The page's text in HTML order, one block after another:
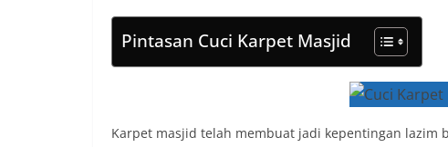
Pintasan Cuci Karpet Masjid
Karpet masjid telah membuat jadi kepentingan lazim